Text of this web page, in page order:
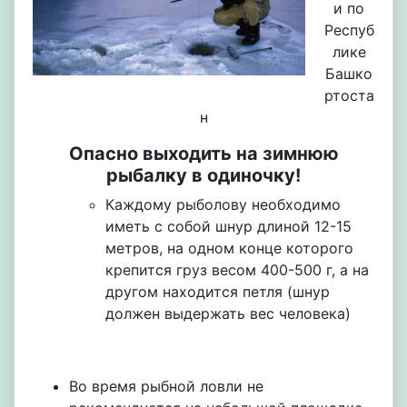
и по
Респуб
лике
Башко
ртоста
н
Опасно выходить на зимнюю
рыбалку в одиночку!
Каждому рыболову необходимо
иметь с собой шнур длиной 12-15
метров, на одном конце которого
крепится груз весом 400-500 г, а на
другом находится петля (шнур
должен выдержать вес человека)
Во время рыбной ловли не